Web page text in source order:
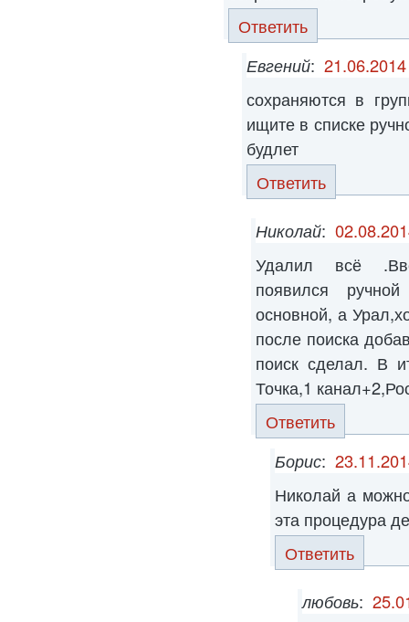
Ответить
Евгений:
сохраняются в
ищите в списке
будлет
Ответить
Николай:
Удалил всё
появился
основной, а
после поиска
поиск сделал. В
Точка,1
Ответить
Борис:
Николай а
эта процедура
Ответить
любовь: